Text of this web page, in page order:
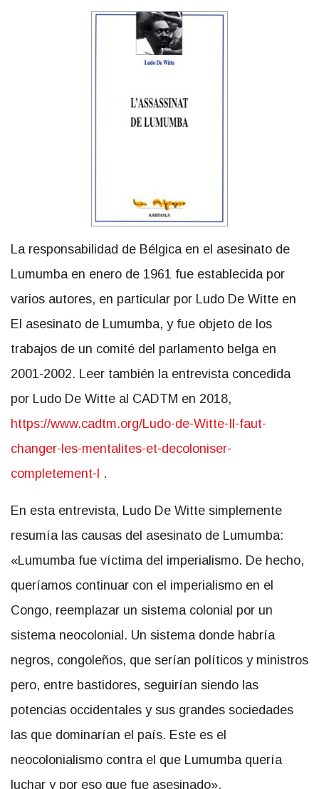
La responsabilidad de Bélgica en el asesinato de
Lumumba en enero de 1961 fue establecida por
varios autores, en particular por Ludo De Witte en
El asesinato de Lumumba, y fue objeto de los
trabajos de un comité del parlamento belga en
2001-2002. Leer también la entrevista concedida
por Ludo De Witte al CADTM en 2018,
https://www.cadtm.org/Ludo-de-Witte-Il-faut-
changer-les-mentalites-et-decoloniser-
completement-l .
En esta entrevista, Ludo De Witte simplemente
resumía las causas del asesinato de Lumumba:
«Lumumba fue víctima del imperialismo. De hecho,
queríamos continuar con el imperialismo en el
Congo, reemplazar un sistema colonial por un
sistema neocolonial. Un sistema donde habría
negros, congoleños, que serían políticos y ministros
pero, entre bastidores, seguirían siendo las
potencias occidentales y sus grandes sociedades
las que dominarían el país. Este es el
neocolonialismo contra el que Lumumba quería
luchar y por eso que fue asesinado».